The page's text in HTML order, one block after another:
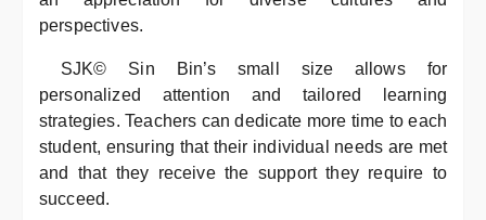
perspectives.
SJK© Sin Bin’s small size allows for
personalized attention and tailored learning
strategies. Teachers can dedicate more time to each
student, ensuring that their individual needs are met
and that they receive the support they require to
succeed.